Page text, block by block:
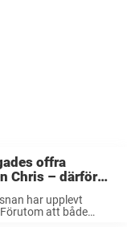
offra
Chris – därför
för 20 år sen
har upplevt
att både